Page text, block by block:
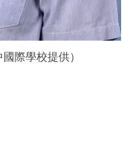
際學校提供）